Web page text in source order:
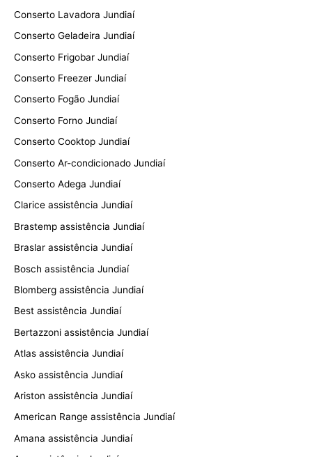
Conserto Lavadora Jundiaí
Conserto Geladeira Jundiaí
Conserto Frigobar Jundiaí
Conserto Freezer Jundiaí
Conserto Fogão Jundiaí
Conserto Forno Jundiaí
Conserto Cooktop Jundiaí
Conserto Ar-condicionado Jundiaí
Conserto Adega Jundiaí
Clarice assistência Jundiaí
Brastemp assistência Jundiaí
Braslar assistência Jundiaí
Bosch assistência Jundiaí
Blomberg assistência Jundiaí
Best assistência Jundiaí
Bertazzoni assistência Jundiaí
Atlas assistência Jundiaí
Asko assistência Jundiaí
Ariston assistência Jundiaí
American Range assistência Jundiaí
Amana assistência Jundiaí